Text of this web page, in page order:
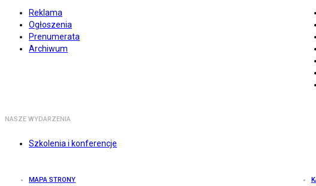
Reklama
Ogłoszenia
Prenumerata
Archiwum
NASZE WYDARZENIA
Szkolenia i konferencje
MAPA STRONY